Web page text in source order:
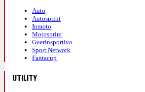
Auto
Autosprint
Inmoto
Motosprint
Guerinsportivo
Sport Network
Fantacup
UTILITY